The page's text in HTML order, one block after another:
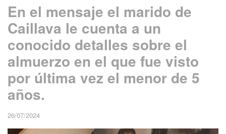
En el mensaje el marido de
Caillava le cuenta a un
conocido detalles sobre el
almuerzo en el que fue visto
por última vez el menor de 5
años.
26/07/2024